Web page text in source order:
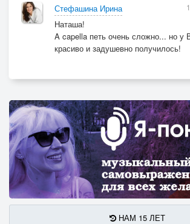
Стефашина Ирина
Наташа!
A capella петь очень сложно... но у
красиво и задушевно получилось!
НАМ 15 ЛЕТ